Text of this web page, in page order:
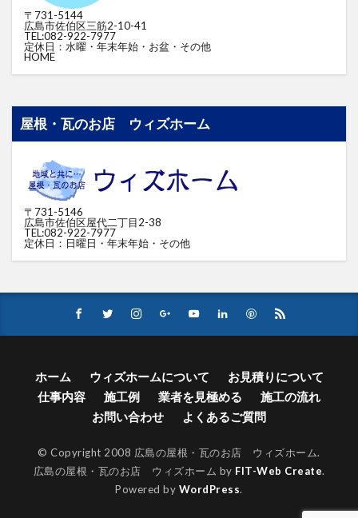
〒731-5144
広島市佐伯区三筋2-10-41
TEL:082-922-7977
定休日：水曜・年末年始・お盆・その他
HOME
屋根・瓦のお店 ウィズホーム
〒731-5146
広島市佐伯区屋代二丁目2-38
TEL:082-922-7977
定休日：日曜日・年末年始・その他
ホーム ウィズホームについて
お見積りについて
仕事内容
施工例 業者を見極める
施工の流れ
お問い合わせ
よくあるご質問
© Copyright 2008 広島の屋根・瓦のお店 ウィズホーム.
広島の屋根・瓦のお店 ウィズホーム by FIT-Web Create.
Powered by WordPress.